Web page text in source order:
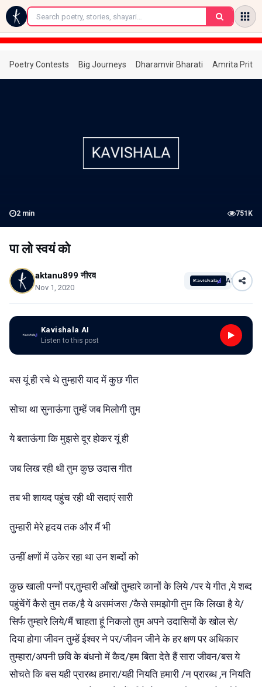
←
Poetry Contests Big Journeys Dharamvir Bharati Amrita
2 min 751K
पा लो स्वयं को
aktanu899 नीरव
Nov 1, 2020
AI
Kavishala AI
Listen to this post
बस यूं ही रचे थे तुम्हारी याद में कुछ गीत
सोचा था सुनाऊंगा तुम्हें जब मिलोगी तुम
ये बताऊंगा कि मुझसे दूर होकर यूं ही
जब लिख रही थी तुम कुछ उदास गीत
तब भी शायद पहुंच रही थी सदाएं सारी
तुम्हारी मेरे हृदय तक और मैं भी
उन्हीं क्षणों में उकेर रहा था उन शब्दों को
कुछ खाली पन्नों पर,तुम्हारी आँखों तुम्हारे कानों के लिये /पर ये गीत ,ये शब्द
पहुंचेंगें कैसे तुम तक/है ये असमंजस /कैसे समझोगी तुम कि लिखा है ये/
सिर्फ तुम्हारे लिये/मैं चाहता हूं निकलो तुम अपने उदासियों के खोल से/
दिया होगा जीवन तुम्हें ईश्वर ने पर/जीवन जीने के हर क्षण पर अधिकार
तुम्हारा/अपनी छवि के बंधनो में कैद/हम बिता देते हैं सारा जीवन/बस ये
सोचते कि बस यही प्रारब्ध हमारा/यही नियति हमारी /न प्रारब्ध ,न नियति